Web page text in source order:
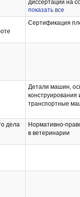
диссертации на
степени
Промежуточная
выполнения
Инновационные
показать все
Сертификация
Детали машин,
транспортные
дела
Нормативно-
в ветеринарии